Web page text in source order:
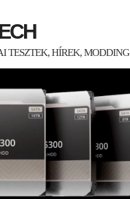
TESZTEK, HÍREK, MODDING